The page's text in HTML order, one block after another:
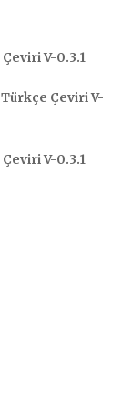
V-0.3.1
Çeviri V-
V-0.3.1